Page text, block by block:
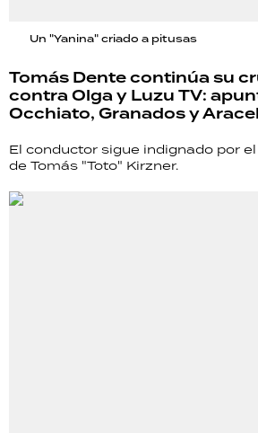
Un "Yanina" criado a pitusas
Tomás Dente continúa su
contra Olga y Luzu TV:
Occhiato, Granados y
El conductor sigue indignado por
de Tomás "Toto" Kirzner.